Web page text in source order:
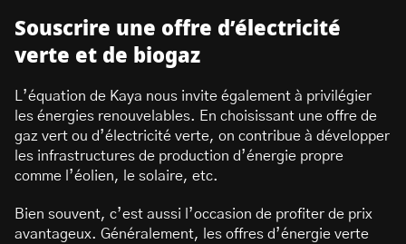
Souscrire une offre d’électricité
verte et de biogaz
L’équation de Kaya nous invite également à privilégier
les énergies renouvelables. En choisissant une offre de
gaz vert ou d’électricité verte, on contribue à développer
les infrastructures de production d’énergie propre
comme l’éolien, le solaire, etc.
Bien souvent, c’est aussi l’occasion de profiter de prix
avantageux. Généralement, les offres d’énergie verte